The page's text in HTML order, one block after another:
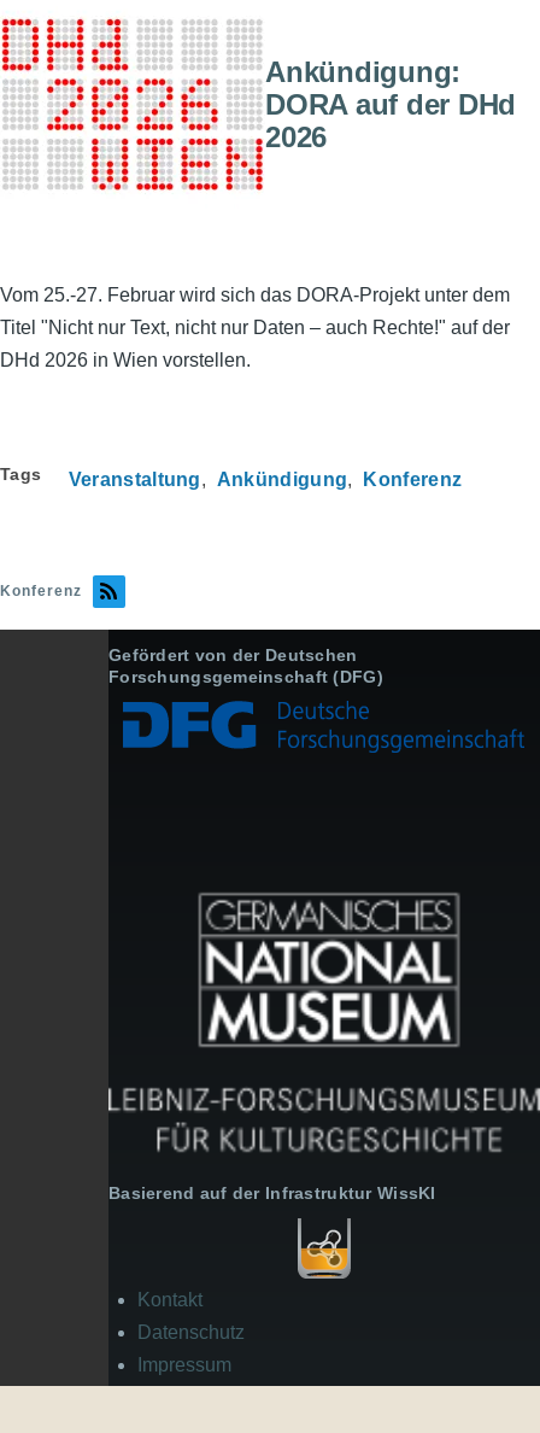
Ankündigung:
DORA auf der DHd
2026
Vom 25.-27. Februar wird sich das DORA-Projekt unter dem
Titel "Nicht nur Text, nicht nur Daten – auch Rechte!" auf der
DHd 2026 in Wien vorstellen.
Tags Veranstaltung Ankündigung Konferenz
Konferenz
Gefördert von der Deutschen
Forschungsgemeinschaft (DFG)
Basierend auf der Infrastruktur WissKI
Fußzeile
Kontakt
Datenschutz
Impressum